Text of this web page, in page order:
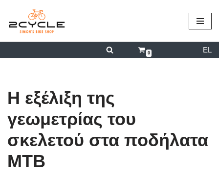
περιεχόμενο
Μεταπηδήστε
0 EL
Η εξέλιξη της
γεωμετρίας του
σκελετού στα ποδήλατα
MTB